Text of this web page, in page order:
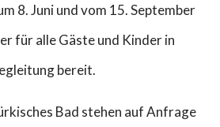
8. Juni und vom 15. September
für alle Gäste und Kinder in
bereit.
Bad stehen auf Anfrage